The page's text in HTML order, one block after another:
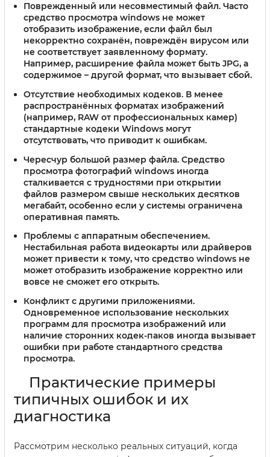
Поврежденный или несовместимый файл. Часто
средство просмотра windows не может
отобразить изображение, если файл был
некорректно сохранён, повреждён вирусом или
не соответствует заявленному формату.
Например, расширение файла может быть JPG, а
содержимое – другой формат, что вызывает сбой.
Отсутствие необходимых кодеков. В менее
распространённых форматах изображений
(например, RAW от профессиональных камер)
стандартные кодеки Windows могут
отсутствовать, что приводит к ошибкам.
Чересчур большой размер файла. Средство
просмотра фотографий windows иногда
сталкивается с трудностями при открытии
файлов размером свыше нескольких десятков
мегабайт, особенно если у системы ограничена
оперативная память.
Проблемы с аппаратным обеспечением.
Нестабильная работа видеокарты или драйверов
может привести к тому, что средство windows не
может отобразить изображение корректно или
вовсе не сможет его открыть.
Конфликт с другими приложениями.
Одновременное использование нескольких
программ для просмотра изображений или
наличие сторонних кодек-паков иногда вызывает
ошибки при работе стандартного средства
просмотра.
Практические примеры
типичных ошибок и их
диагностика
Рассмотрим несколько реальных ситуаций, когда